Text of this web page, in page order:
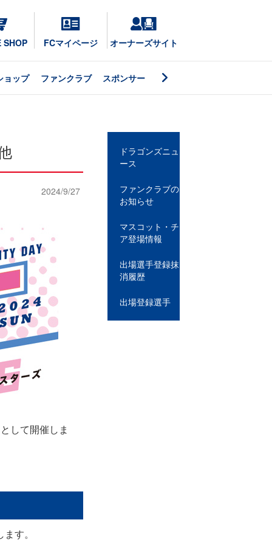
SHOP FCマイページ オーナーズサイト
ョップ ファンクラブ スポンサー
2024/9/27
して開催しま
す。
ドラゴンズニュ
ース
ファンクラブの
お知らせ
マスコット・チ
ア登場情報
出場選手登録抹
消履歴
出場登録選手